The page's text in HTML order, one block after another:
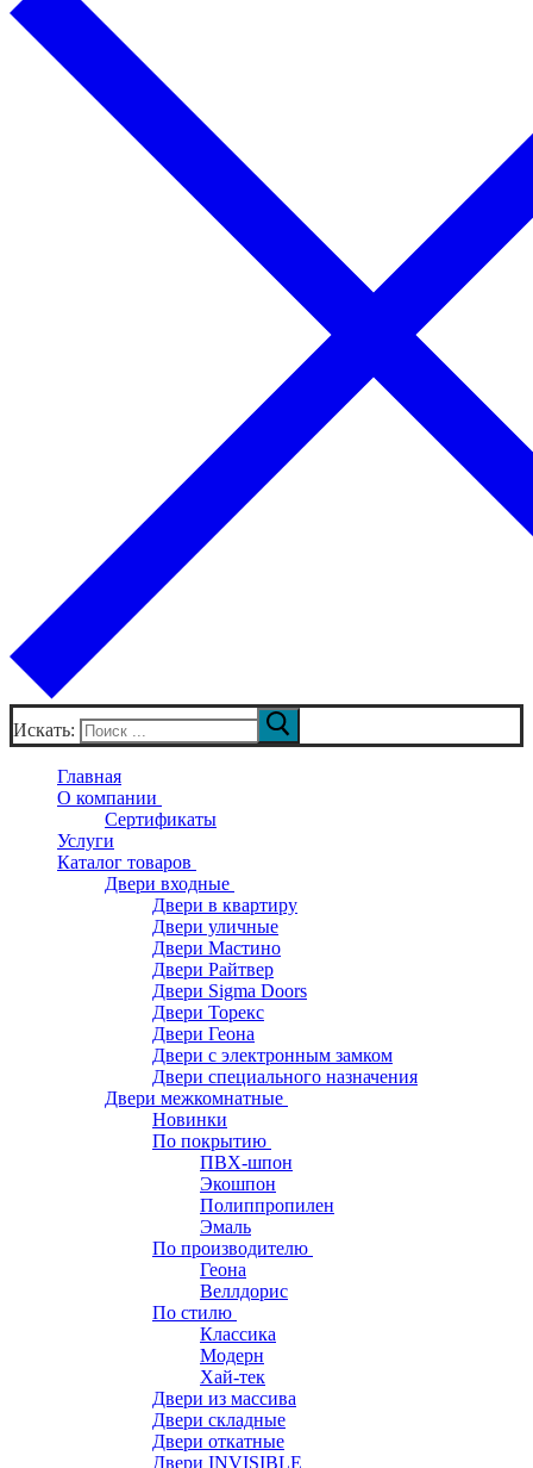
Искать:
Главная
О компании
Сертификаты
Услуги
Каталог товаров
Двери входные
Двери в квартиру
Двери уличные
Двери Мастино
Двери Райтвер
Двери Sigma Doors
Двери Торекс
Двери Геона
Двери с электронным замком
Двери специального назначения
Двери межкомнатные
Новинки
По покрытию
ПВХ-шпон
Экошпон
Полиппропилен
Эмаль
По производителю
Геона
Веллдорис
По стилю
Классика
Модерн
Хай-тек
Двери из массива
Двери складные
Двери откатные
Двери INVISIBLE